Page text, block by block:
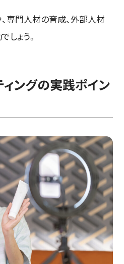
専門人材の育成、外部人材
ょう。
ングの実践ポイン